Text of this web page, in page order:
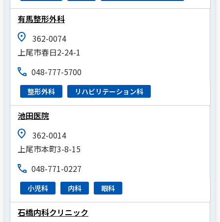
有馬整形外科
362-0074
上尾市春日2-24-1
048-777-5700
整形外科 リハビリテーション科
池田医院
362-0014
上尾市本町3-8-15
048-771-0227
小児科 内科 眼科
石橋内科クリニック